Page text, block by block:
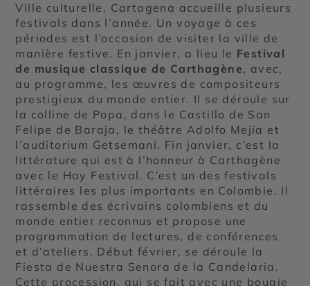
Ville culturelle, Cartagena accueille plusieurs
festivals dans l’année. Un voyage à ces
périodes est l’occasion de visiter la ville de
manière festive. En janvier, a lieu le Festival
de musique classique de Carthagène, avec,
au programme, les œuvres de compositeurs
prestigieux du monde entier. Il se déroule sur
la colline de Popa, dans le Castillo de San
Felipe de Baraja, le théâtre Adolfo Mejía et
l’auditorium Getsemaní. Fin janvier, c’est la
littérature qui est à l’honneur à Carthagène
avec le Hay Festival. C’est un des festivals
littéraires les plus importants en Colombie. Il
rassemble des écrivains colombiens et du
monde entier reconnus et propose une
programmation de lectures, de conférences
et d’ateliers. Début février, se déroule la
Fiesta de Nuestra Senora de la Candelaria.
Cette procession, qui se fait avec une bougie